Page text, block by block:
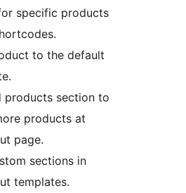
specific products
to the default
products section to
products at
page.
sections in
templates.